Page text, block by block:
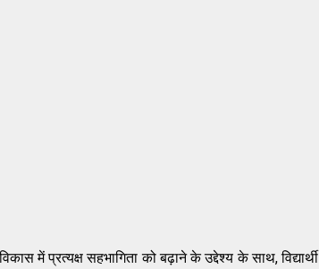
में प्रत्यक्ष सहभागिता को बढ़ाने के उद्देश्य के साथ, विद्यार्थी